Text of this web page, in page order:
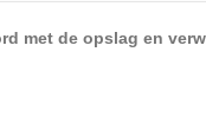
met de opslag en